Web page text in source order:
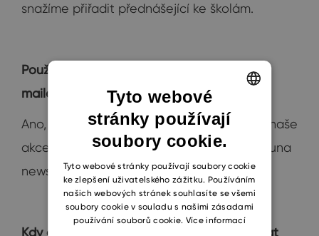
snažíme přiřadit přednášející ke školám.
Používáte také nástroj pro hromadnou e-
mailovou rozesílku?
Ano, pomocí eWaye posílám pozvánky na naše
akce a každých 7-10 dní rozesílám náš Fortuna
newsletter.
Kdy a jak jste pocítili potřebu začít používat
ENGLISH
CZECH
SLOVAK
Tyto webové
stránky používají
soubory cookie.
Tyto webové stránky používají soubory cookie
ke zlepšení uživatelského zážitku. Používáním
našich webových stránek souhlasíte se všemi
soubory cookie v souladu s našimi zásadami
používání souborů cookie. Více informací